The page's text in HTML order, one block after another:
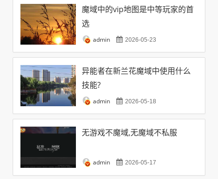
魔域中的vip地图是中等玩家的首
选
admin 2026-05-23
异能者在新兰花魔域中使用什么
技能?
admin 2026-05-18
无游戏不魔域,无魔域不私服
admin 2026-05-17